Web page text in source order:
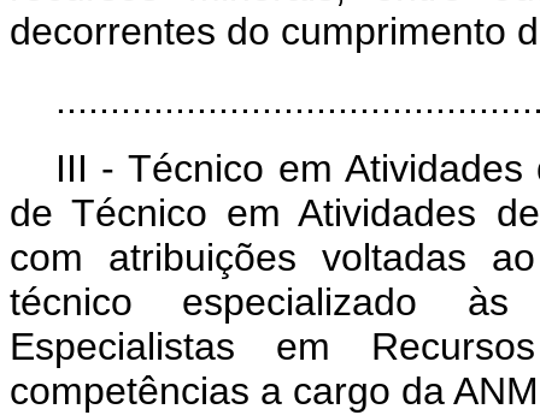
decorrentes do cumprimento
III - Técnico em
de Técnico em Atividades
com atribuições voltadas
técnico especializado às
Especialistas em
competências a cargo da